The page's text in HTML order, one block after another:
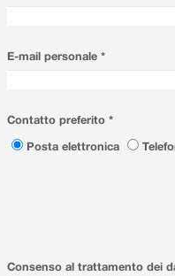
E-mail personale *
Contatto preferito *
Posta elettronica
Consenso al trattamento dei